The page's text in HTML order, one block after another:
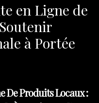
en Ligne de
à Portée
De Produits Locaux :